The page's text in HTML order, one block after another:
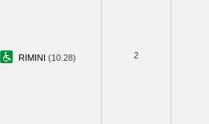
RIMINI (10.28) 2